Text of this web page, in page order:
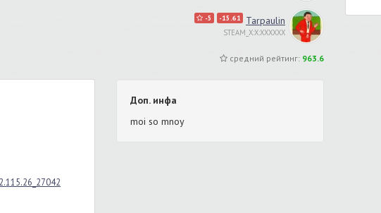
-5 -15.61 Tarpaulin
STEAM_X:X:XXXXXX
средний рейтинг: 963.6
Доп. инфа
moi so mnoy